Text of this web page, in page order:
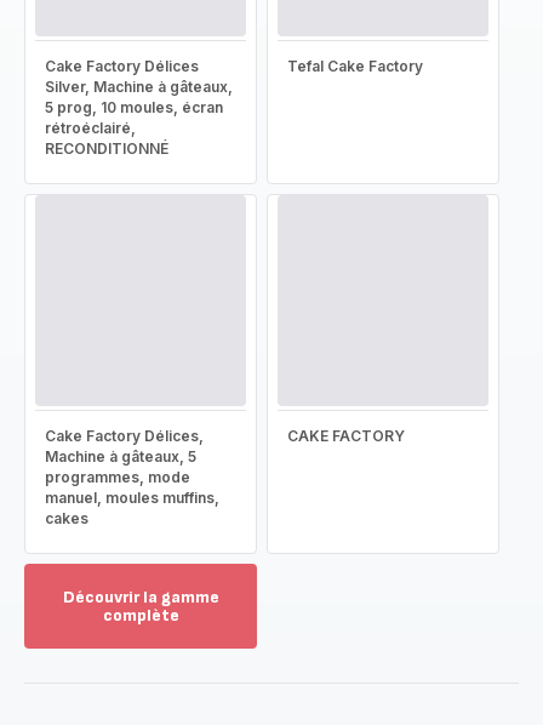
Cake Factory Délices
Silver, Machine à gâteaux,
5 prog, 10 moules, écran
rétroéclairé,
RECONDITIONNÉ
Tefal Cake Factory
Cake Factory Délices,
Machine à gâteaux, 5
programmes, mode
manuel, moules muffins,
cakes
CAKE FACTORY
Découvrir la gamme
complète